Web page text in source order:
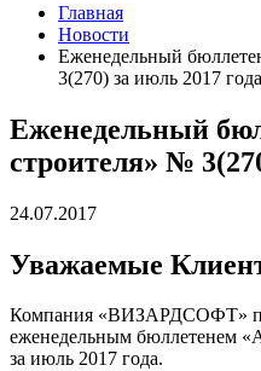
Главная
Новости
Еженедельный
3(270) за июль 2017 года
Еженедельный
строителя» №
24.07.2017
Уважаемые
Компания «ВИЗАРДСОФТ»
еженедельным бюллетенем
за июль 2017 года.